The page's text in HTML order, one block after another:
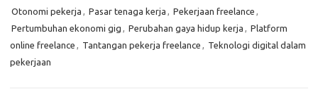
Otonomi pekerja , Pasar tenaga kerja , Pekerjaan freelance ,
Pertumbuhan ekonomi gig , Perubahan gaya hidup kerja , Platform
online freelance , Tantangan pekerja freelance , Teknologi digital dalam
pekerjaan